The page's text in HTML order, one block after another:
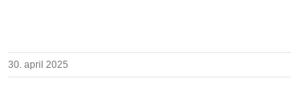
30. april 2025